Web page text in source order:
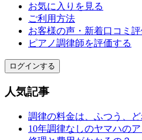
お気に入りを見る
ご利用方法
お客様の声・新着口コミ評
ピアノ調律師を評価する
ログインする
人気記事
調律の料金は、ふつう、
10年調律なしのヤマハの